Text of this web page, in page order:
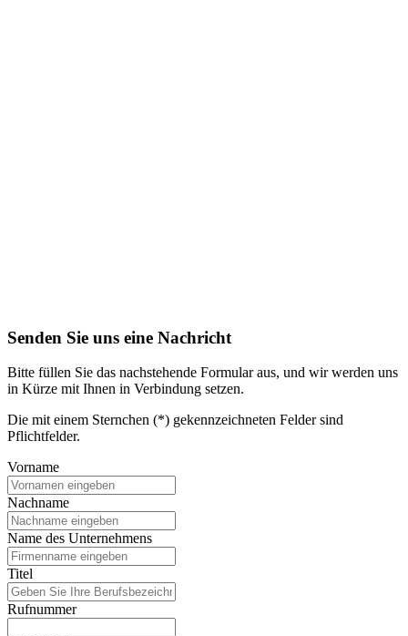
Senden Sie uns eine Nachricht
Bitte füllen Sie das nachstehende Formular aus, und wir werden uns
in Kürze mit Ihnen in Verbindung setzen.
Die mit einem Sternchen (*) gekennzeichneten Felder sind
Pflichtfelder.
Vorname
Nachname
Name des Unternehmens
Titel
Rufnummer